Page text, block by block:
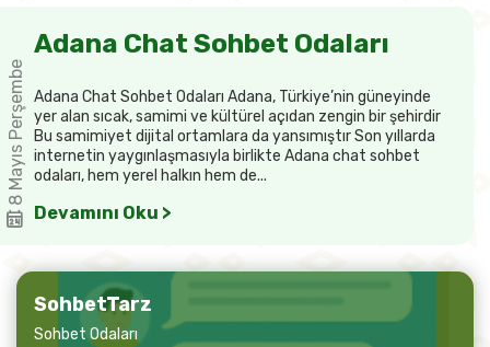
8 Mayıs Perşembe
Adana Chat Sohbet Odaları
Adana Chat Sohbet Odaları Adana, Türkiye’nin güneyinde
yer alan sıcak, samimi ve kültürel açıdan zengin bir şehirdir
Bu samimiyet dijital ortamlara da yansımıştır Son yıllarda
internetin yaygınlaşmasıyla birlikte Adana chat sohbet
odaları, hem yerel halkın hem de...
Devamını Oku >
SohbetTarz
Sohbet Odaları